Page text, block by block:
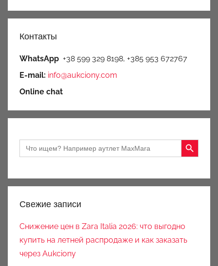
Контакты
WhatsApp +38 599 329 8198, +385 953 672767
E-mail: info@aukciony.com
Online chat
Search
for:
Search Button
Свежие записи
Снижение цен в Zara Italia 2026: что выгодно
купить на летней распродаже и как заказать
через Aukciony